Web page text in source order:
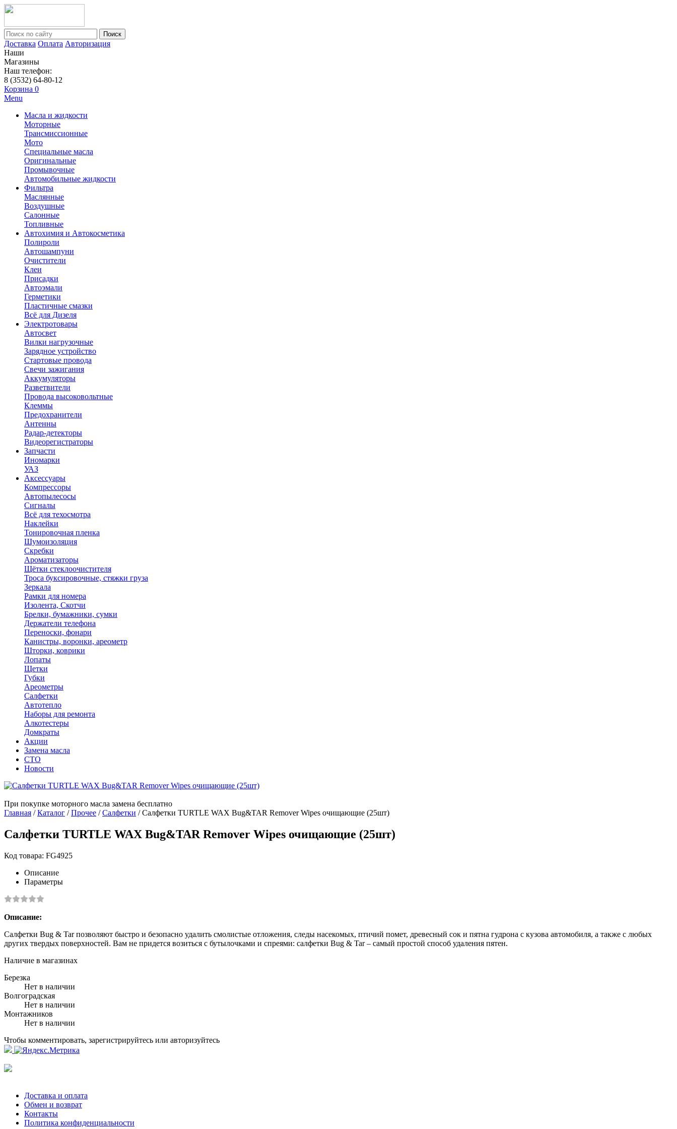
Поиск
Доставка Оплата Авторизация
Наши
Магазины
Наш телефон:
8 (3532) 64-80-12
Корзина 0
Menu
Масла и жидкости
Моторные
Трансмиссионные
Мото
Специальные масла
Оригинальные
Промывочные
Автомобильные жидкости
Фильтра
Маслянные
Воздушные
Салонные
Топливные
Автохимия и Автокосметика
Полироли
Автошампуни
Очистители
Клеи
Присадки
Автоэмали
Герметики
Пластичные смазки
Всё для Дизеля
Электротовары
Автосвет
Вилки нагрузочные
Зарядное устройство
Стартовые провода
Свечи зажигания
Аккумуляторы
Разветвители
Провода высоковольтные
Клеммы
Предохранители
Антенны
Радар-детекторы
Видеорегистраторы
Запчасти
Иномарки
УАЗ
Аксесcуары
Компрессоры
Автопылесосы
Сигналы
Всё для техосмотра
Наклейки
Тонировочная пленка
Шумоизоляция
Скребки
Ароматизаторы
Щётки стеклоочистителя
Троса буксировочные, стяжки груза
Зеркала
Рамки для номера
Изолента, Скотчи
Брелки, бумажники, сумки
Держатели телефона
Переноски, фонари
Канистры, воронки, ареометр
Шторки, коврики
Лопаты
Щетки
Губки
Ареометры
Салфетки
Автотепло
Наборы для ремонта
Алкотестеры
Домкраты
Акции
Замена масла
СТО
Новости
При покупке моторного масла замена бесплатно
Главная /Каталог /Прочее /Салфетки /Салфетки TURTLE WAX Bug&TAR Remover Wipes очищающие (25шт)
Салфетки TURTLE WAX Bug&TAR Remover Wipes очищающие (25шт)
Код товара: FG4925
Описание
Параметры
Описание:
Салфетки Bug & Tar позволяют быстро и безопасно удалить смолистые отложения, следы насекомых, птичий помет, древесный сок и пятна гудрона с кузова автомобиля, а также с любых
других твердых поверхностей. Вам не придется возиться с бутылочками и спреями: салфетки Bug & Tar – самый простой способ удаления пятен.
Наличие в магазинах
Березка
Нет в наличии
Волгоградская
Нет в наличии
Монтажников
Нет в наличии
Чтобы комментировать, зарегистрируйтесь или авторизуйтесь
Доставка и оплата
Обмен и возврат
Контакты
Политика конфиденциальности